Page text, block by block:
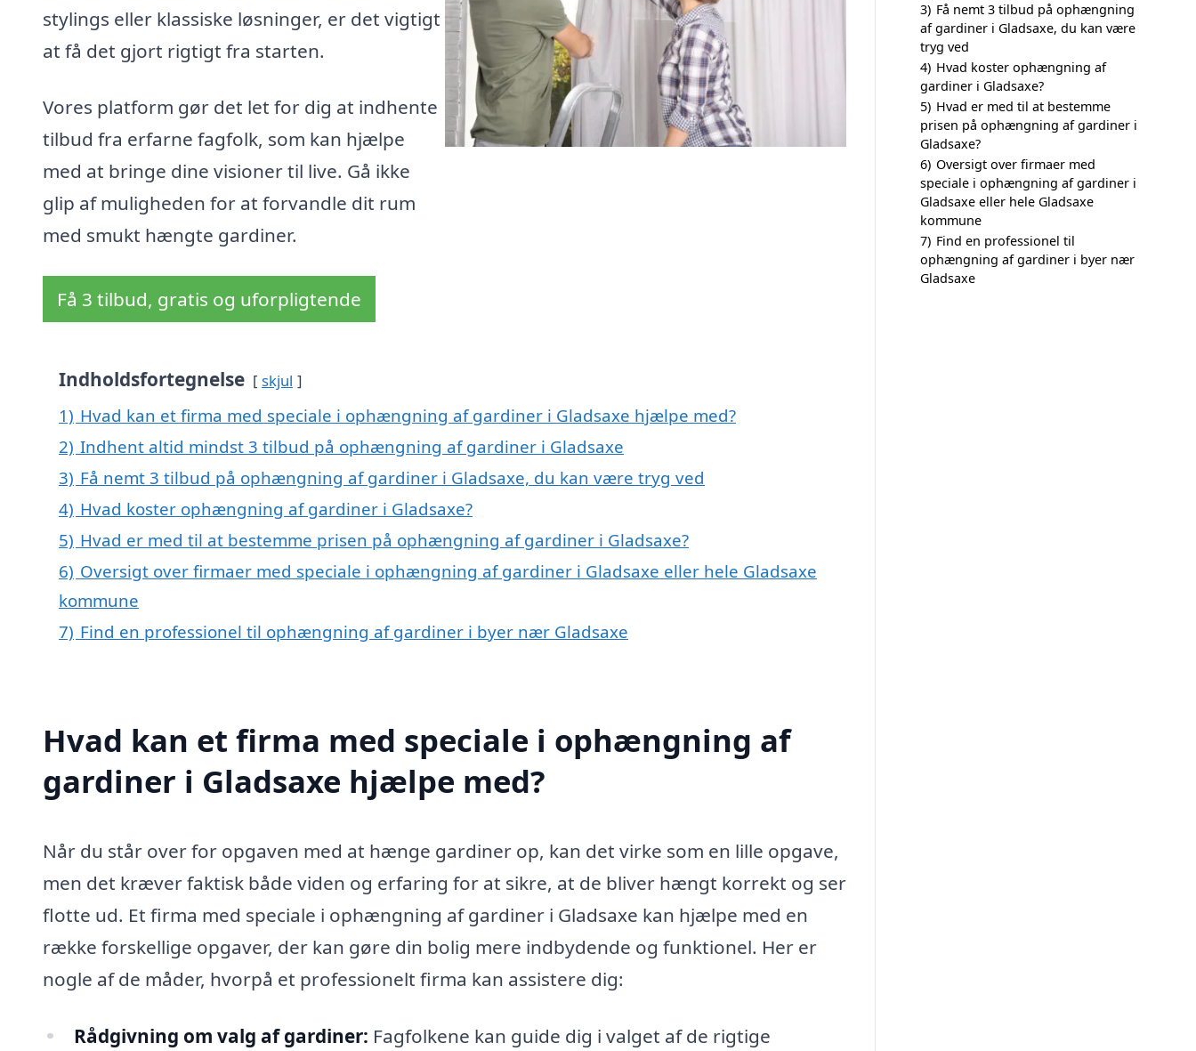
stylings eller klassiske løsninger, er det vigtigt
at få det gjort rigtigt fra starten.
Vores platform gør det let for dig at indhente
tilbud fra erfarne fagfolk, som kan hjælpe
med at bringe dine visioner til live. Gå ikke
glip af muligheden for at forvandle dit rum
med smukt hængte gardiner.
Få 3 tilbud, gratis og uforpligtende
Indholdsfortegnelse skjul
1) Hvad kan et firma med speciale i ophængning af gardiner i Gladsaxe hjælpe med?
2) Indhent altid mindst 3 tilbud på ophængning af gardiner i Gladsaxe
3) Få nemt 3 tilbud på ophængning af gardiner i Gladsaxe, du kan være tryg ved
4) Hvad koster ophængning af gardiner i Gladsaxe?
5) Hvad er med til at bestemme prisen på ophængning af gardiner i Gladsaxe?
6) Oversigt over firmaer med speciale i ophængning af gardiner i Gladsaxe eller hele Gladsaxe
kommune
7) Find en professionel til ophængning af gardiner i byer nær Gladsaxe
Hvad kan et firma med speciale i ophængning af
gardiner i Gladsaxe hjælpe med?
Når du står over for opgaven med at hænge gardiner op, kan det virke som en lille opgave,
men det kræver faktisk både viden og erfaring for at sikre, at de bliver hængt korrekt og ser
flotte ud. Et firma med speciale i ophængning af gardiner i Gladsaxe kan hjælpe med en
række forskellige opgaver, der kan gøre din bolig mere indbydende og funktionel. Her er
nogle af de måder, hvorpå et professionelt firma kan assistere dig:
Rådgivning om valg af gardiner: Fagfolkene kan guide dig i valget af de rigtige
3) Få nemt 3 tilbud på ophængning
af gardiner i Gladsaxe, du kan være
tryg ved
4) Hvad koster ophængning af
gardiner i Gladsaxe?
5) Hvad er med til at bestemme
prisen på ophængning af gardiner i
Gladsaxe?
6) Oversigt over firmaer med
speciale i ophængning af gardiner i
Gladsaxe eller hele Gladsaxe
kommune
7) Find en professionel til
ophængning af gardiner i byer nær
Gladsaxe